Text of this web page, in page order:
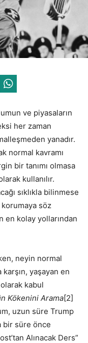
ve piyasaların
her zaman
yanadır.
normal kavramı
bir tanımı olmasa
kullanılır.
sıklıkla bilinmese
söz
kolay yollarından
neyin normal
yaşayan en
kabul
Kökenini Arama[2]
uzun süre Trump
bir süre önce
Alınacak Ders”